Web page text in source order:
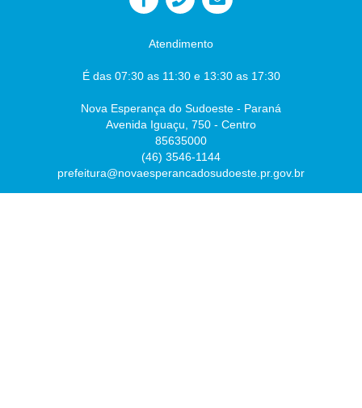
Atendimento
É das 07:30 as 11:30 e 13:30 as 17:30
Nova Esperança do Sudoeste - Paraná
Avenida Iguaçu, 750 - Centro
85635000
(46) 3546-1144
prefeitura@novaesperancadosudoeste.pr.gov.br